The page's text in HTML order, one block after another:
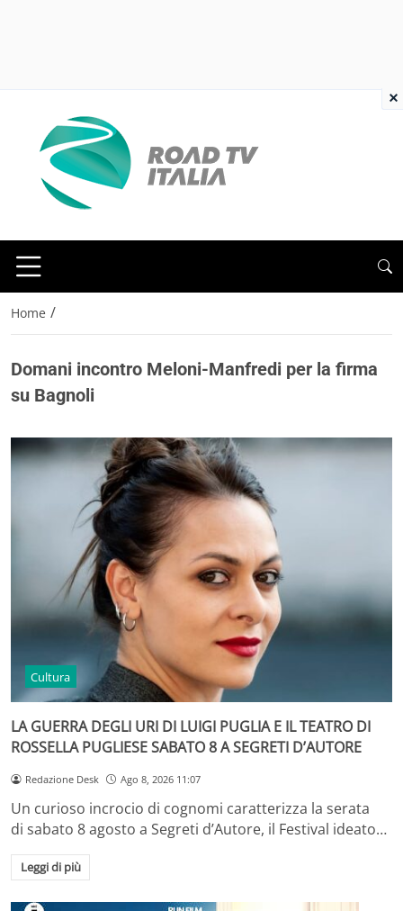
Home /
Domani incontro Meloni-Manfredi per la firma
su Bagnoli
Cultura
LA GUERRA DEGLI URI DI LUIGI PUGLIA E IL TEATRO DI
ROSSELLA PUGLIESE SABATO 8 A SEGRETI D’AUTORE
Redazione Desk Ago 8, 2026 11:07
Un curioso incrocio di cognomi caratterizza la serata
di sabato 8 agosto a Segreti d’Autore, il Festival ideato…
Leggi di più
×